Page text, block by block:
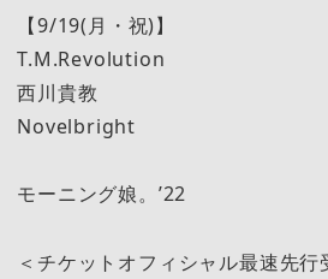
【9/19(月・祝)】
T.M.Revolution
西川貴教
Novelbright
モーニング娘。’22
＜チケットオフィシャル最速先行